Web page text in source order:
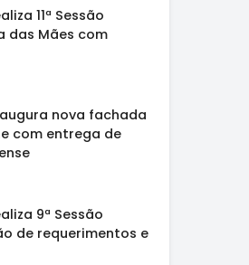
11ª Sessão
das Mães com
nova fachada
com entrega de
9ª Sessão
de requerimentos e